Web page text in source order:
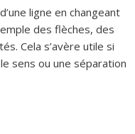
ligne en changeant
des flèches, des
Cela s’avère utile si
sens ou une séparation